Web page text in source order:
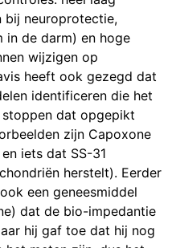
bij neuroprotectie,
in de darm) en hoge
wijzigen op
heeft ook gezegd dat
identificeren die het
dat opgepikt
zijn Capoxone
iets dat SS-31
herstelt). Eerder
een geneesmiddel
dat de bio-impedantie
hij gaf toe dat hij nog